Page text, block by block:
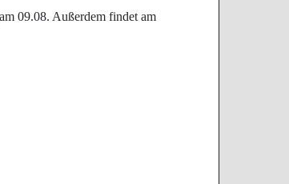
09.08. Außerdem findet am